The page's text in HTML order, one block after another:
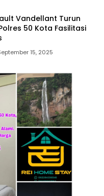
Vandellant Turun
50 Kota Fasilitasi
15, 2025